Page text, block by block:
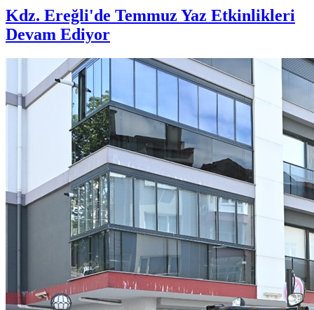
Kdz. Ereğli'de Temmuz Yaz Etkinlikleri
Devam Ediyor